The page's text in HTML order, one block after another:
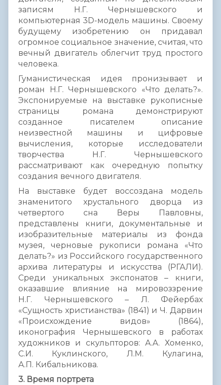
записям Н.Г. Чернышевского и
компьютерная 3D-модель машины. Своему
будущему изобретению он придавал
огромное социальное значение, считая, что
вечный двигатель облегчит труд простого
человека.
Гуманистическая идея пронизывает и
роман Н.Г. Чернышевского «Что делать?».
Экспонируемые на выставке рукописные
страницы романа демонстрируют
созданное писателем описание
неизвестной машины и цифровые
вычисления, которые исследователи
творчества Н.Г. Чернышевского
рассматривают как очередную попытку
создания вечного двигателя.
На выставке будет воссоздана модель
знаменитого хрустального дворца из
четвертого сна Веры Павловны,
представлены книги, документальные и
изобразительные материалы из фонда
музея, черновые рукописи романа «Что
делать?» из Российского государственного
архива литературы и искусства (РГАЛИ).
Среди уникальных экспонатов – книги,
оказавшие влияние на мировоззрение
Н.Г. Чернышевского – Л. Фейербах
«Сущность христианства» (1841) и Ч. Дарвин
«Происхождение видов» (1864),
иконография Чернышевского в работах
художников и скульпторов: А.А. Хоменко,
С.И. Куклинского, Л.М. Кулагина,
А.П. Кибальникова.
3. Время портрета